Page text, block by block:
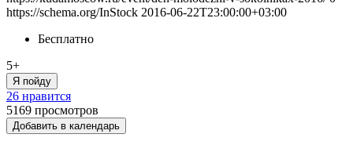
https://schema.org/InStock 2016-06-22T23:00:00+03:00
Бесплатно
5+
Я пойду
26 нравится
5169 просмотров
Добавить в календарь